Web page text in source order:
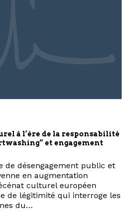
à l’ère de la responsabilité
et engagement
de désengagement public et
en augmentation
culturel européen
de légitimité qui interroge les
du…